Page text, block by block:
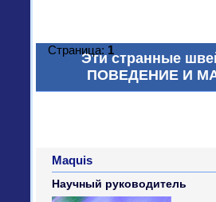
Эти странные
ПОВЕДЕНИЕ И
Страница: 1
Maquis
Научный руководитель